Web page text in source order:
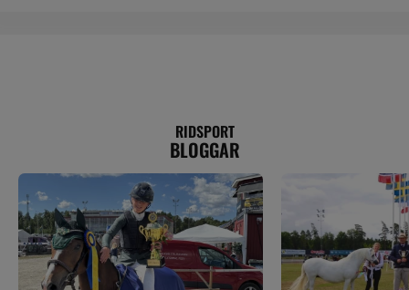
RIDSPORT
BLOGGAR